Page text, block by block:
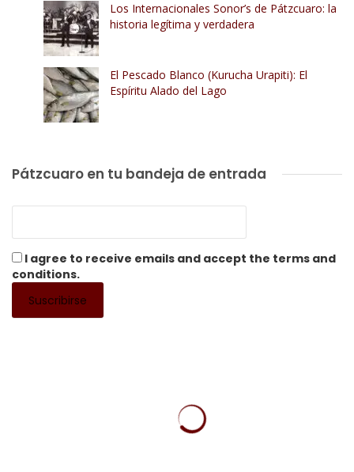
Los Internacionales Sonor’s de Pátzcuaro: la
historia legítima y verdadera
El Pescado Blanco (Kurucha Urapiti): El
Espíritu Alado del Lago
Pátzcuaro en tu bandeja de entrada
I agree to receive emails and accept the terms and
conditions.